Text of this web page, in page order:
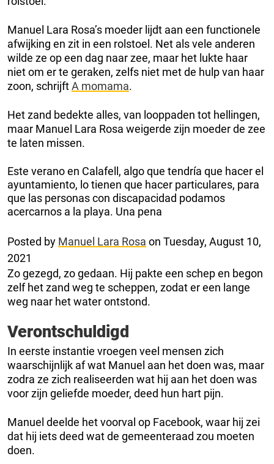
Manuel Lara Rosa’s moeder lijdt aan een functionele
afwijking en zit in een rolstoel. Net als vele anderen
wilde ze op een dag naar zee, maar het lukte haar
niet om er te geraken, zelfs niet met de hulp van haar
zoon, schrijftA momama.
Het zand bedekte alles, van looppaden tot hellingen,
maar Manuel Lara Rosa weigerde zijn moeder de zee
te laten missen.
Este verano en Calafell, algo que tendría que hacer el
ayuntamiento, lo tienen que hacer particulares, para
que las personas con discapacidad podamos
acercarnos a la playa. Una pena
Posted by Manuel Lara Rosa on Tuesday, August 10,
2021
Zo gezegd, zo gedaan. Hij pakte een schep en begon
zelf het zand weg te scheppen, zodat er een lange
weg naar het water ontstond.
Verontschuldigd
In eerste instantie vroegen veel mensen zich
waarschijnlijk af wat Manuel aan het doen was, maar
zodra ze zich realiseerden wat hij aan het doen was
voor zijn geliefde moeder, deed hun hart pijn.
Manuel deelde het voorval op Facebook, waar hij zei
dat hij iets deed wat de gemeenteraad zou moeten
doen.